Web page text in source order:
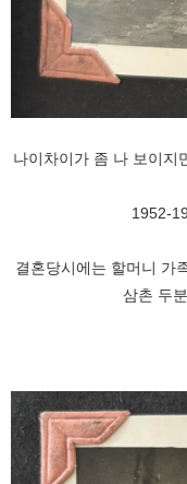
나이차이가 좀 나 보이지
1952-
결혼당시에는 할머니 가
삼촌 두